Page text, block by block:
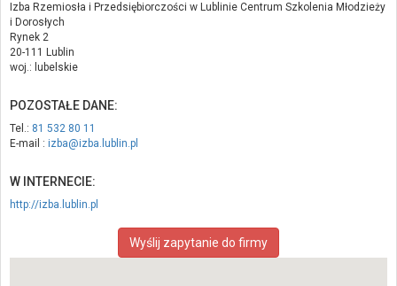
Izba Rzemiosła i Przedsiębiorczości w Lublinie Centrum Szkolenia Młodzieży
i Dorosłych
Rynek 2
20-111 Lublin
woj.: lubelskie
POZOSTAŁE DANE:
Tel.: 81 532 80 11
E-mail : izba@izba.lublin.pl
W INTERNECIE:
http://izba.lublin.pl
Wyślij zapytanie do firmy